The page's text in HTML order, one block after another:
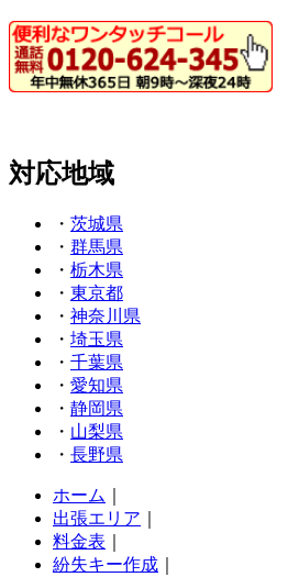
対応地域
・ 茨城県
・ 群馬県
・ 栃木県
・ 東京都
・ 神奈川県
・ 埼玉県
・ 千葉県
・ 愛知県
・ 静岡県
・ 山梨県
・ 長野県
ホーム
出張エリア
料金表
紛失キー作成